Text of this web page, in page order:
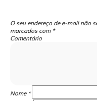
O seu endereço de e-mail não
marcados com *
Comentário
Nome *